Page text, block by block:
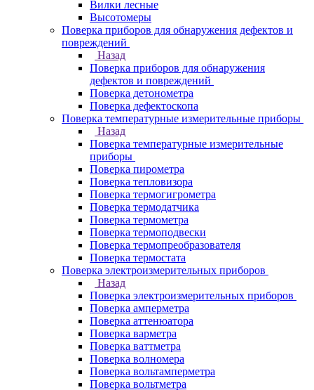
Вилки лесные
Высотомеры
Поверка приборов для обнаружения дефектов и
повреждений
Назад
Поверка приборов для обнаружения
дефектов и повреждений
Поверка детонометра
Поверка дефектоскопа
Поверка температурные измерительные приборы
Назад
Поверка температурные измерительные
приборы
Поверка пирометра
Поверка тепловизора
Поверка термогигрометра
Поверка термодатчика
Поверка термометра
Поверка термоподвески
Поверка термопреобразователя
Поверка термостата
Поверка электроизмерительных приборов
Назад
Поверка электроизмерительных приборов
Поверка амперметра
Поверка аттенюатора
Поверка варметра
Поверка ваттметра
Поверка волномера
Поверка вольтамперметра
Поверка вольтметра